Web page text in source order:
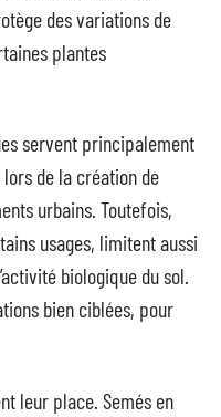
des variations de
plantes
servent principalement
de la création de
urbains. Toutefois,
usages, limitent aussi
biologique du sol.
bien ciblées, pour
leur place. Semés en